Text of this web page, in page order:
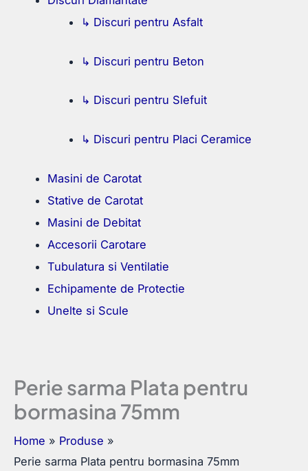
↳ Discuri pentru Asfalt
↳ Discuri pentru Beton
↳ Discuri pentru Slefuit
↳ Discuri pentru Placi Ceramice
Masini de Carotat
Stative de Carotat
Masini de Debitat
Accesorii Carotare
Tubulatura si Ventilatie
Echipamente de Protectie
Unelte si Scule
Perie sarma Plata pentru
bormasina 75mm
Home
Produse
Perie sarma Plata pentru bormasina 75mm